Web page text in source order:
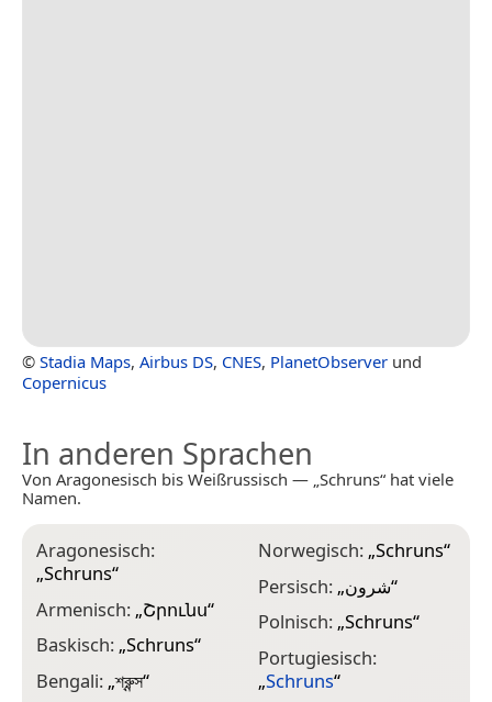
© Stadia Maps, Airbus DS, CNES, PlanetObserver und
Copernicus
In anderen Sprachen
Von Aragonesisch bis Weißrussisch — „Schruns“ hat viele
Namen.
Aragonesisch:
„Schruns“
Armenisch: „Շրունս“
Baskisch: „Schruns“
Bengali: „শ্রুন্স“
Norwegisch: „Schruns“
Persisch: „شرون“
Polnisch: „Schruns“
Portugiesisch:
„Schruns“